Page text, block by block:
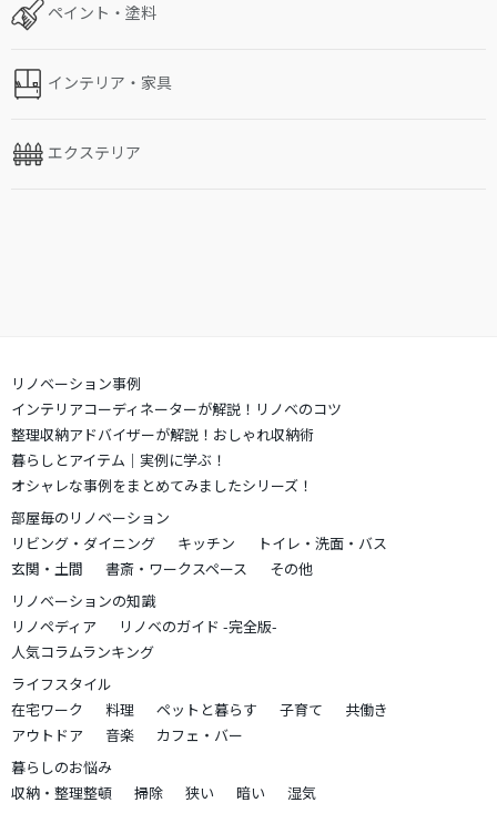
ペイント・塗料
インテリア・家具
エクステリア
リノベーション事例
インテリアコーディネーターが解説！リノベのコツ
整理収納アドバイザーが解説！おしゃれ収納術
暮らしとアイテム｜実例に学ぶ！
オシャレな事例をまとめてみましたシリーズ！
部屋毎のリノベーション
リビング・ダイニング
キッチン
トイレ・洗面・バス
玄関・土間
書斎・ワークスペース
その他
リノベーションの知識
リノペディア
リノベのガイド -完全版-
人気コラムランキング
ライフスタイル
在宅ワーク
料理 ペットと暮らす 子育て
共働き
アウトドア
音楽
カフェ・バー
暮らしのお悩み
収納・整理整頓
掃除 狭い 暗い
湿気